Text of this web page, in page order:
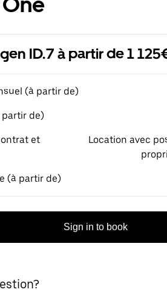
ID.7 à partir de 1
(à partir de)
de)
et
Location avec
(à partir de)
Sign in to book